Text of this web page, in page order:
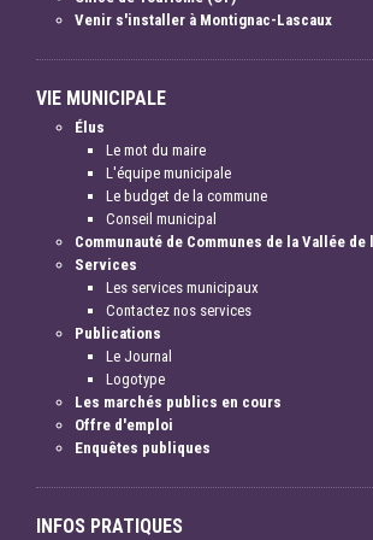
Venir s'installer à Montignac-Lascaux
VIE MUNICIPALE
Élus
Le mot du maire
L'équipe municipale
Le budget de la commune
Conseil municipal
Communauté de Communes de la Vallée de
Services
Les services municipaux
Contactez nos services
Publications
Le Journal
Logotype
Les marchés publics en cours
Offre d'emploi
Enquêtes publiques
INFOS PRATIQUES